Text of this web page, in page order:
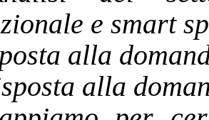
e smart
alla
alla